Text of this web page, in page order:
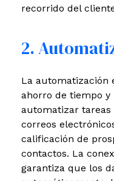
recorrido del
2.
La automatización
ahorro de tiempo
automatizar tareas
correos
calificación de
contactos. La
garantiza que los